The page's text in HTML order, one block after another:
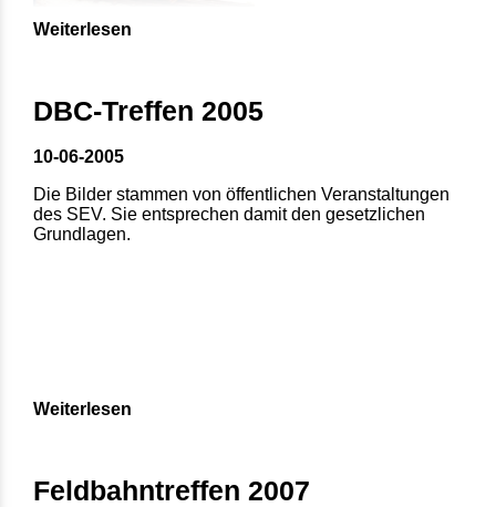
Weiterlesen
DBC-Treffen 2005
10-06-2005
Die Bilder stammen von öffentlichen Veranstaltungen
des SEV. Sie entsprechen damit den gesetzlichen
Grundlagen.
Weiterlesen
Feldbahntreffen 2007